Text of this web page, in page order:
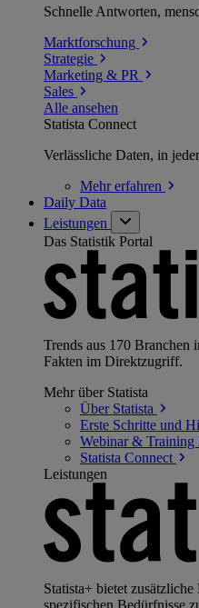
Schnelle Antworten,
Marktforschung
Strategie
Marketing & PR
Sales
Alle ansehen
Statista Connect
Verlässliche Daten, in
Mehrerfahren
Daily Data
Leistungen
Das Statistik Portal
Trends aus 170
Fakten im Direktzugriff.
Mehr über Statista
Über Statista
Erste Schritte und
Webinar & Training
Statista Connect
Leistungen
Statista+ bietet
spezifischen Bedürfnisse